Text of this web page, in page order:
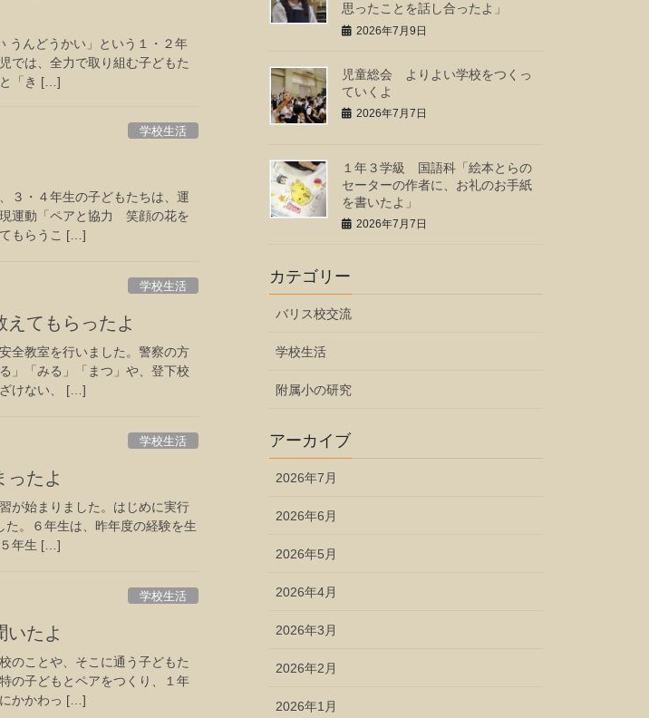
うんどうかい」という１・２年
では、全力で取り組む子どもた
と「き […]
学校生活
３・４年生の子どもたちは、運
運動「ペアと協力 笑顔の花を
もらうこ […]
学校生活
てもらったよ
全教室を行いました。警察の方
」「みる」「まつ」や、登下校
けない、 […]
学校生活
たよ
が始まりました。はじめに実行
。６年生は、昨年度の経験を生
年生 […]
学校生活
たよ
のことや、そこに通う子どもた
の子どもとペアをつくり、１年
かかわっ […]
思ったことを話し合ったよ」
2026年7月9日
児童総会 よりよい学校をつくっ
ていくよ
2026年7月7日
１年３学級 国語科「絵本とらの
セーターの作者に、お礼のお手紙
を書いたよ」
2026年7月7日
カテゴリー
バリス校交流
学校生活
附属小の研究
アーカイブ
2026年7月
2026年6月
2026年5月
2026年4月
2026年3月
2026年2月
2026年1月